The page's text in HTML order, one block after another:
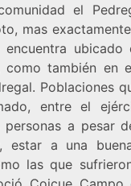
el
mas
encuentra
como también
Poblaciones
entre el
a pesar
estar a una
las que